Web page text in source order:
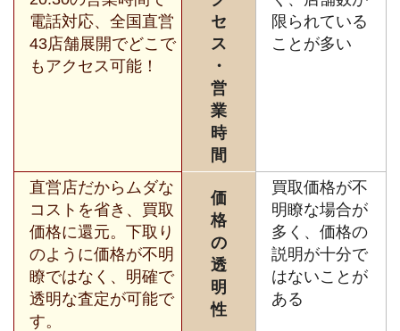
電話対応、全国直営
43店舗展開でどこで
もアクセス可能！
セ
ス
・
営
業
時
間
限られている
ことが多い
直営店だからムダな
コストを省き、買取
価格に還元。下取り
のように価格が不明
瞭ではなく、明確で
透明な査定が可能で
す。
価
格
の
透
明
性
買取価格が不
明瞭な場合が
多く、価格の
説明が十分で
はないことが
ある